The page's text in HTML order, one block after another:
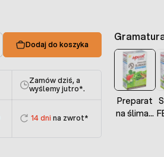
Dodaj do koszyka
Preparat
na ślimaki
Zamów dziś, a
wyślemy jutro*.
14 dni na zwrot*